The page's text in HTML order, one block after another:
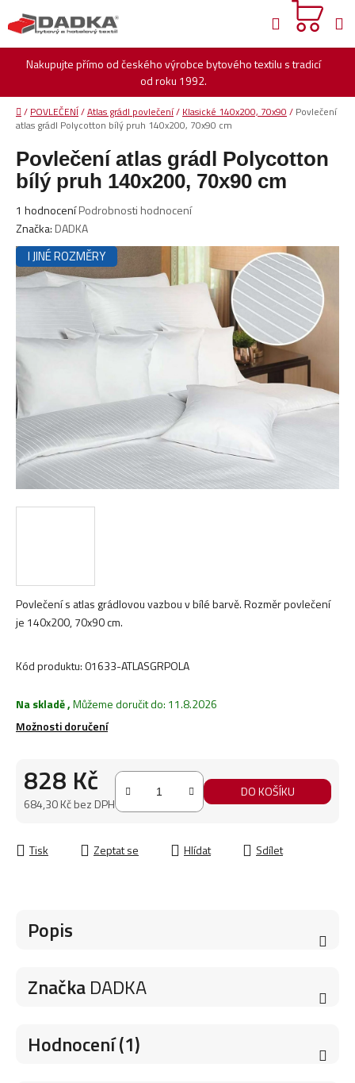
na
obsah
Nakupujte přímo od českého výrobce bytového textilu s tradicí
od roku 1992.
Hledat
Domů
/ POVLEČENÍ/Atlas grádl povlečení/ Klasické 140x200, 70x90 / Povlečení
atlas grádl Polycotton bílý pruh 140x200, 70x90 cm
Povlečení s atlas grádlovou vazbou v bílé barvě. Rozměr povlečení
je 140x200, 70x90 cm.
Kód produktu:01633-ATLASGRPOLA
Na skladě,Můžeme doručit do: 11.8.2026
Možnosti doručení
828 Kč
684,30 Kč bez DPH
DO KOŠÍKU
Tisk Zeptat se Hlídat Sdílet
Povlečení atlas grádl Polycotton
bílý pruh 140x200, 70x90 cm
Průměrné
hodnocení
produktu
je
5,0
hvězdiček.
1 hodnoceníPodrobnosti hodnocení
Značka: DADKA
I JINÉ ROZMĚRY
Popis
ZnačkaDADKA
Hodnocení (1)